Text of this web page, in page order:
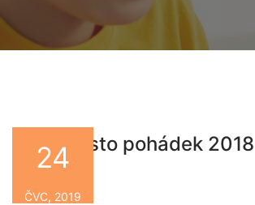
Jičín město pohádek 2018
24
ČVC, 2019